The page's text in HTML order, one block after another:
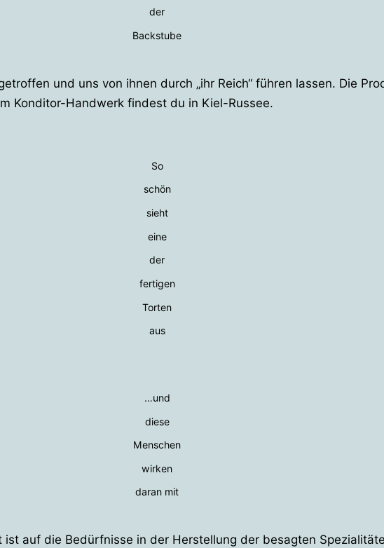
der
Backstube
und uns von ihnen durch „ihr Reich“ führen lassen. Die
Konditor-Handwerk findest du in Kiel-Russee.
So
schön
sieht
eine
der
fertigen
Torten
aus
…und
diese
Menschen
wirken
daran mit
ist auf die Bedürfnisse in der Herstellung der besagten